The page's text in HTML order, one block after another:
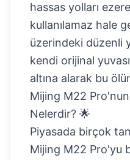
hassas yolları
kullanılamaz hale
üzerindeki düzenli
kendi orijinal
altına alarak bu
Mijing M22
Nelerdir? 🌟
Piyasada birçok
Mijing M22 Pro'yu